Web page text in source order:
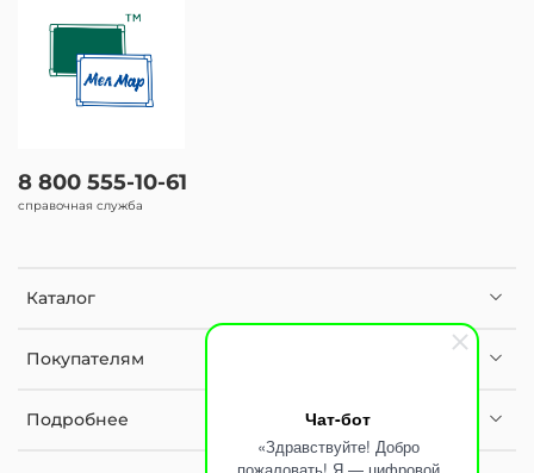
Чат-бот
«Здравствуйте! Добро
Каталог
Покупателям
Подробнее
8 800 555-10-61
справочная служба